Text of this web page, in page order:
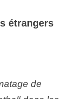
étrangers
de